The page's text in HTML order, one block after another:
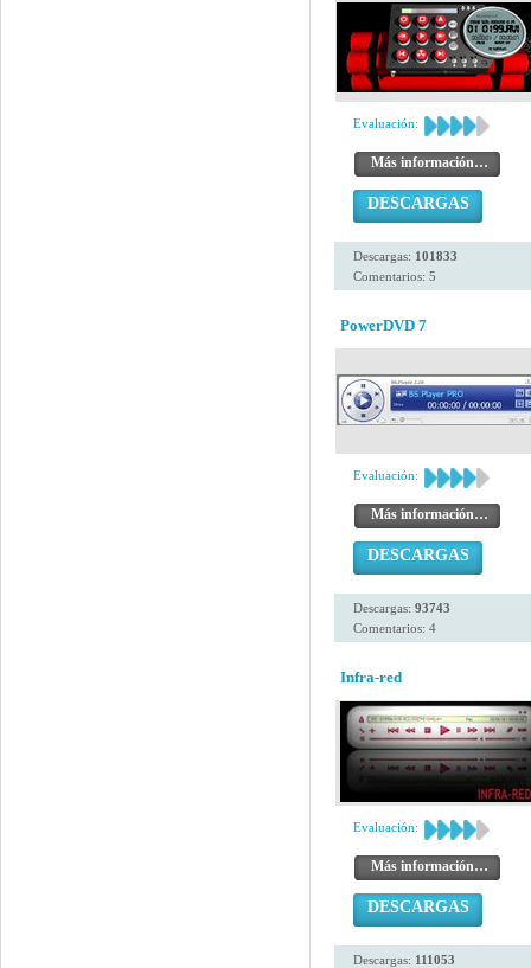
Evaluación:
Más información…
DESCARGAS
Descargas: 101833
Comentarios: 5
PowerDVD 7
Evaluación:
Más información…
DESCARGAS
Descargas: 93743
Comentarios: 4
Infra-red
Evaluación:
Más información…
DESCARGAS
Descargas: 111053